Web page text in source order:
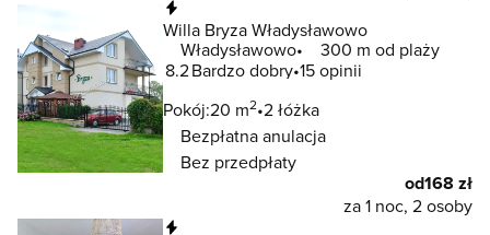
Willa Bryza Władysławowo
Władysławowo
300 m od plaży
8.2Bardzo dobry 15 opinii
Pokój:20 m2 2 łóżka
Bezpłatna anulacja
Bez przedpłaty
od168 zł
za 1 noc, 2 osoby